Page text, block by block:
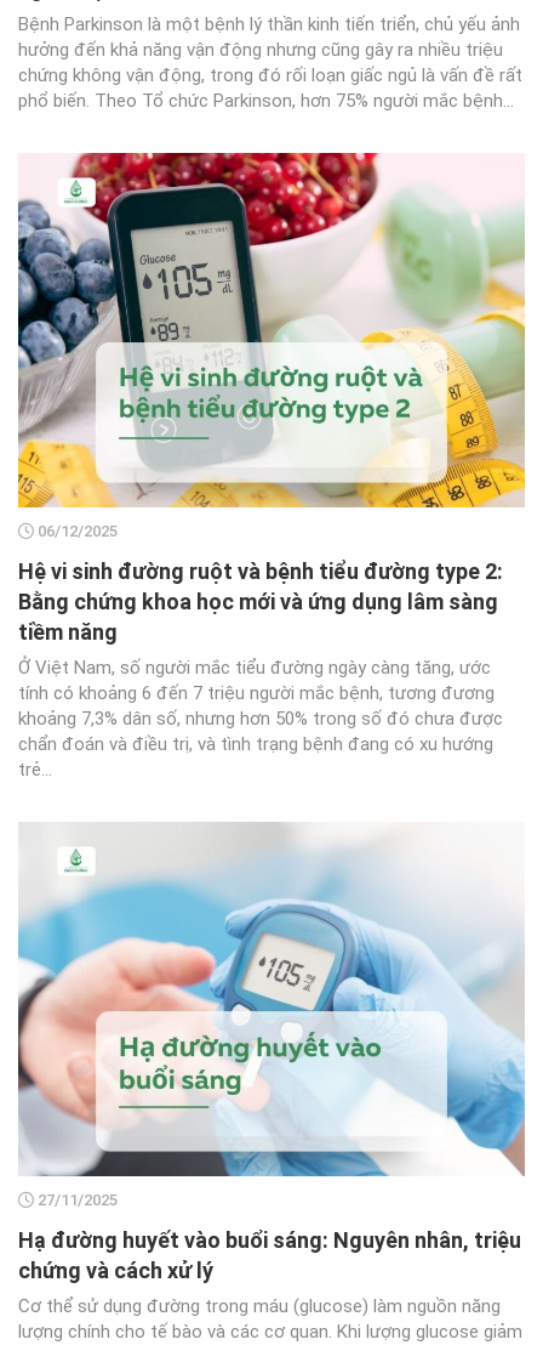
Bệnh Parkinson là một bệnh lý thần kinh tiến triển, chủ yếu ảnh
hưởng đến khả năng vận động nhưng cũng gây ra nhiều triệu
chứng không vận động, trong đó rối loạn giấc ngủ là vấn đề rất
phổ biến. Theo Tổ chức Parkinson, hơn 75% người mắc bệnh...
06/12/2025
Hệ vi sinh đường ruột và bệnh tiểu đường type 2:
Bằng chứng khoa học mới và ứng dụng lâm sàng
tiềm năng
Ở Việt Nam, số người mắc tiểu đường ngày càng tăng, ước
tính có khoảng 6 đến 7 triệu người mắc bệnh, tương đương
khoảng 7,3% dân số, nhưng hơn 50% trong số đó chưa được
chẩn đoán và điều trị, và tình trạng bệnh đang có xu hướng
trẻ...
27/11/2025
Hạ đường huyết vào buổi sáng: Nguyên nhân, triệu
chứng và cách xử lý
Cơ thể sử dụng đường trong máu (glucose) làm nguồn năng
lượng chính cho tế bào và các cơ quan. Khi lượng glucose giảm